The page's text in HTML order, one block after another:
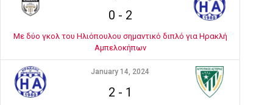
0 - 2
Με δύο γκολ του Ηλιόπουλου σημαντικό διπλό για Ηρακλή
Αμπελοκήπων
January 14, 2024
2 - 1